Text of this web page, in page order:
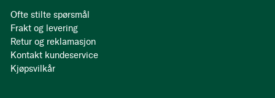
Ofte stilte spørsmål
Frakt og levering
Retur og reklamasjon
Kontakt kundeservice
Kjøpsvilkår